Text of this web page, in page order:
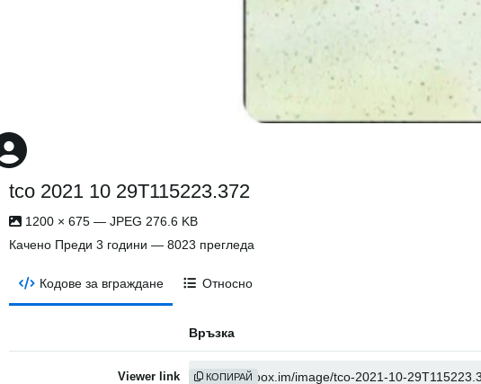
tco 2021 10 29T115223.372
1200 × 675 — JPEG 276.6 KB
Качено Преди 3 години — 8023 прегледа
Кодове за вграждане Относно
Връзка
Viewer link КОПИРАЙ